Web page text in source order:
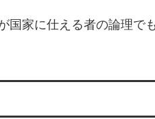
国家に仕える者の論理